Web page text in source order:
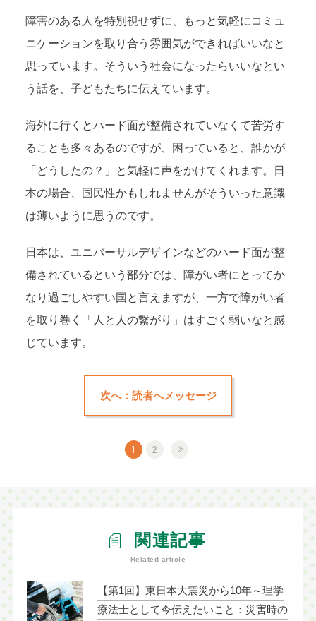
障害のある人を特別視せずに、もっと気軽にコミュ
ニケーションを取り合う雰囲気ができればいいなと
思っています。そういう社会になったらいいなとい
う話を、子どもたちに伝えています。
海外に行くとハード面が整備されていなくて苦労す
ることも多々あるのですが、困っていると、誰かが
「どうしたの？」と気軽に声をかけてくれます。日
本の場合、国民性かもしれませんがそういった意識
は薄いように思うのです。
日本は、ユニバーサルデザインなどのハード面が整
備されているという部分では、障がい者にとってか
なり過ごしやすい国と言えますが、一方で障がい者
を取り巻く「人と人の繋がり」はすごく弱いなと感
じています。
次へ：読者へメッセージ
1 2
関連記事
Related article
【第1回】東日本大震災から10年～理学
療法士として今伝えたいこと：災害時の